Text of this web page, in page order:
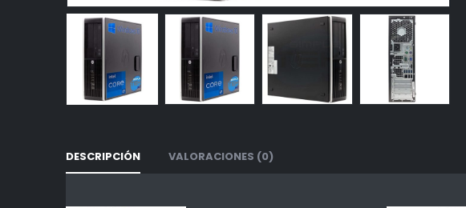
DESCRIPCIÓN VALORACIONES (0)